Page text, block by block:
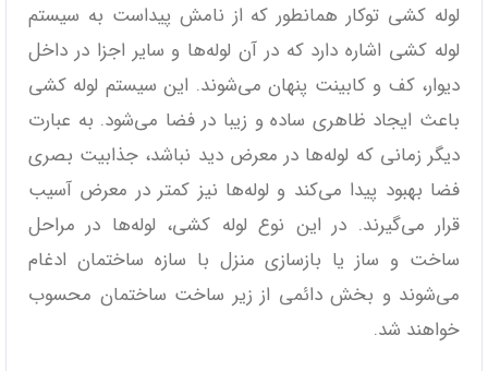
لوله کشی توکار همانطور که از نامش پیداست به سیستم
لوله کشی اشاره دارد که در آن لوله‌ها و سایر اجزا در داخل
دیوار، کف و کابینت پنهان می‌شوند. این سیستم لوله کشی
باعث ایجاد ظاهری ساده و زیبا در فضا می‌شود. به عبارت
دیگر زمانی که لوله‌ها در معرض دید نباشد، جذابیت بصری
فضا بهبود پیدا می‌کند و لوله‌ها نیز کمتر در معرض آسیب
قرار می‌گیرند. در این نوع لوله کشی، لوله‌ها در مراحل
ساخت و ساز یا بازسازی منزل با سازه ساختمان ادغام
می‌شوند و بخش دائمی از زیر ساخت ساختمان محسوب
خواهند شد.